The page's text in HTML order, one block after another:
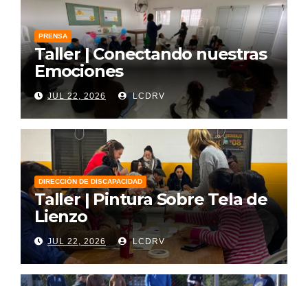
PRENSA
Taller | Conectando nuestras
Emociones
JUL 22, 2026 LCDRV
DIRECCIÓN DE DISCAPACIDAD
Taller | Pintura Sobre Tela de
Lienzo
JUL 22, 2026 LCDRV